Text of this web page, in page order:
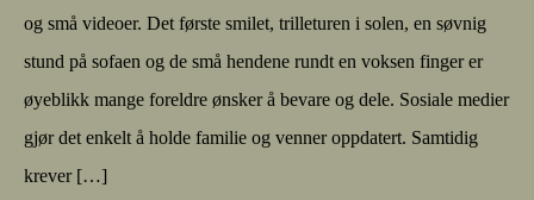
og små videoer. Det første smilet, trilleturen i solen, en søvnig
stund på sofaen og de små hendene rundt en voksen finger er
øyeblikk mange foreldre ønsker å bevare og dele. Sosiale medier
gjør det enkelt å holde familie og venner oppdatert. Samtidig
krever […]